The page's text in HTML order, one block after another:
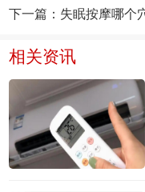
下一篇： 失眠按摩哪个
相关资讯